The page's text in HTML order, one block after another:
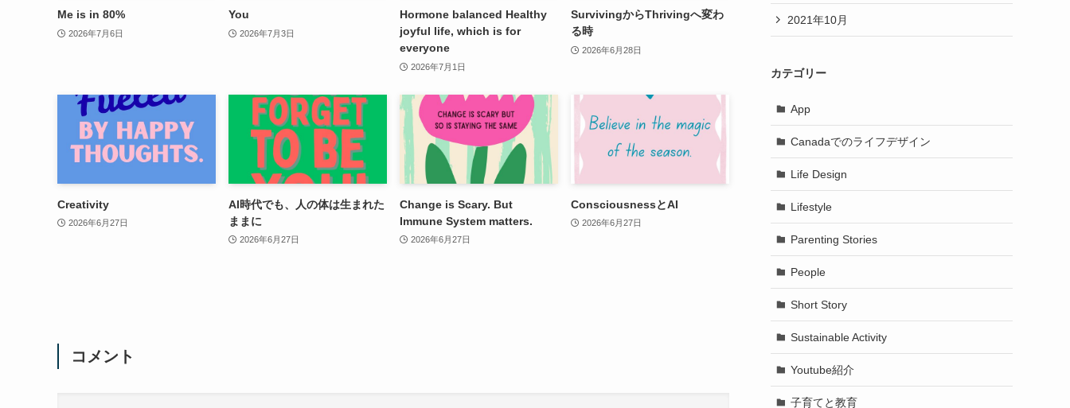
Me is in 80%
2026年7月6日
You
2026年7月3日
Hormone balanced Healthy
joyful life, which is for
everyone
2026年7月1日
SurvivingからThrivingへ変わ
る時
2026年6月28日
Creativity
2026年6月27日
AI時代でも、人の体は生まれた
ままに
2026年6月27日
Change is Scary. But
Immune System matters.
2026年6月27日
ConsciousnessとAI
2026年6月27日
コメント
2021年10月
カテゴリー
App
Canadaでのライフデザイン
Life Design
Lifestyle
Parenting Stories
People
Short Story
Sustainable Activity
Youtube紹介
子育てと教育